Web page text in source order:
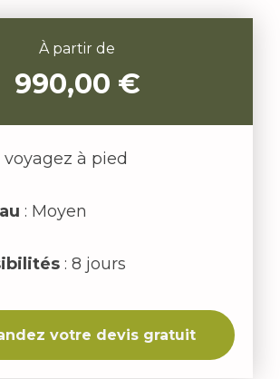
À partir de
990,00 €
voyagez à pied
: Moyen
: 8 jours
votre devis gratuit